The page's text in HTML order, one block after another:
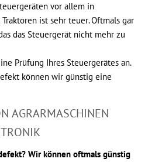
vor allem in
ist sehr teuer. Oftmals gar
das Steuergerät nicht mehr zu
Prüfung Ihres Steuergerätes an.
können wir günstig eine
AGRARMASCHINEN
Wir können oftmals günstig